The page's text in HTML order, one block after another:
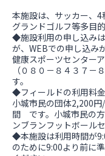
本施設は、サッカー、4
グランドゴルフ等多目
◆施設利用の申し込み
が、WEBでの申し込み
健康スポーツセンター
（０８０－８４３７－
す。
◆フィールドの利用料
小城市民の団体2,200
間 です。小城市民の
ンブランフットボール
◆本施設は利用時間が
のために9:00より前に